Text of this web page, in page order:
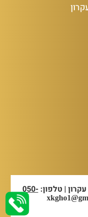
| טלפון:050-